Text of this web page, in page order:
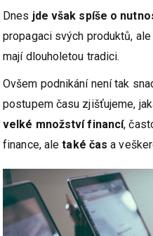
Dnes jde však spíše o
propagaci svých produktů,
mají dlouholetou tradici.
Ovšem podnikání není tak
postupem času zjišťujeme,
velké množství financí,
finance, aletaké čas a